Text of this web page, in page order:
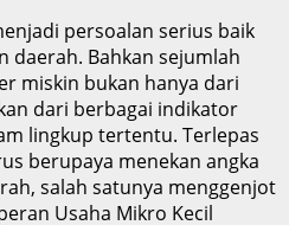
persoalan serius baik
daerah. Bahkan sejumlah
miskin bukan hanya dari
dari berbagai indikator
lingkup tertentu. Terlepas
berupaya menekan angka
salah satunya menggenjot
Usaha Mikro Kecil